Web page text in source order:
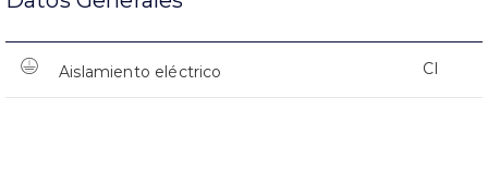
Aislamiento eléctrico CI